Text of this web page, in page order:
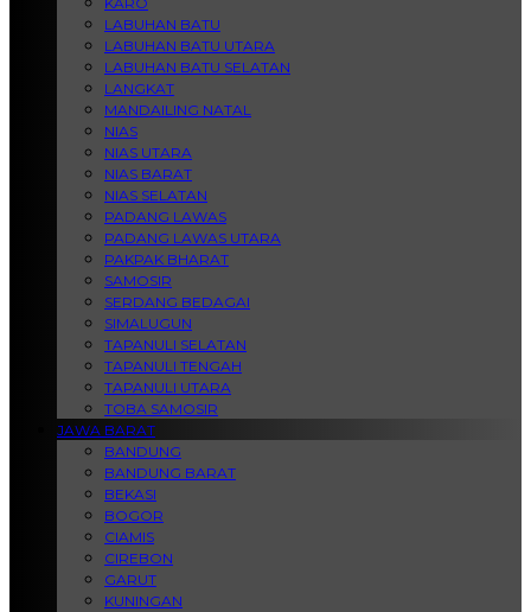
LABUHAN BATU
LABUHAN BATU UTARA
LABUHAN BATU SELATAN
LANGKAT
MANDAILING NATAL
NIAS
NIAS UTARA
NIAS BARAT
NIAS SELATAN
PADANG LAWAS
PADANG LAWAS UTARA
PAKPAK BHARAT
SAMOSIR
SERDANG BEDAGAI
SIMALUGUN
TAPANULI SELATAN
TAPANULI TENGAH
TAPANULI UTARA
TOBA SAMOSIR
JAWA BARAT
BANDUNG
BANDUNG BARAT
BEKASI
BOGOR
CIAMIS
CIREBON
GARUT
KUNINGAN